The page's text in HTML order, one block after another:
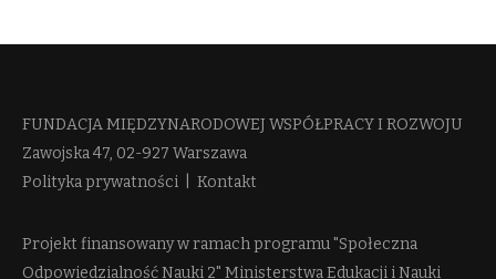
FUNDACJA MIĘDZYNARODOWEJ WSPÓŁPRACY I ROZWOJU​
Zawojska 47, 02-927 Warszawa
Polityka prywatności
Kontakt
Projekt finansowany w ramach programu "Społeczna
Odpowiedzialność Nauki 2" Ministerstwa Edukacji i Nauki